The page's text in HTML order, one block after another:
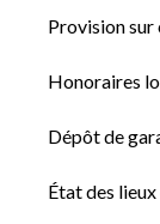
Provision sur
Honoraires
Dépôt de
État des